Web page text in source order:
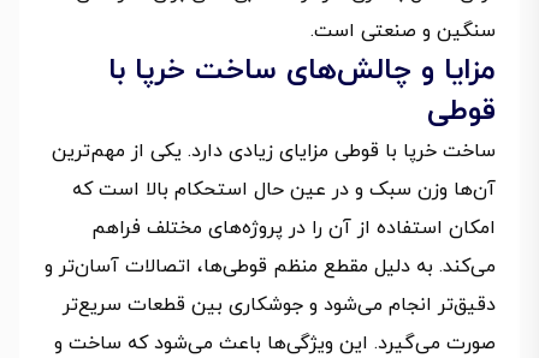
سنگین و صنعتی است.
مزایا و چالش‌های ساخت خرپا با
قوطی
ساخت خرپا با قوطی مزایای زیادی دارد. یکی از مهم‌ترین
آن‌ها وزن سبک و در عین حال استحکام بالا است که
امکان استفاده از آن را در پروژه‌های مختلف فراهم
می‌کند. به دلیل مقطع منظم قوطی‌ها، اتصالات آسان‌تر و
دقیق‌تر انجام می‌شود و جوشکاری بین قطعات سریع‌تر
صورت می‌گیرد. این ویژگی‌ها باعث می‌شود که ساخت و